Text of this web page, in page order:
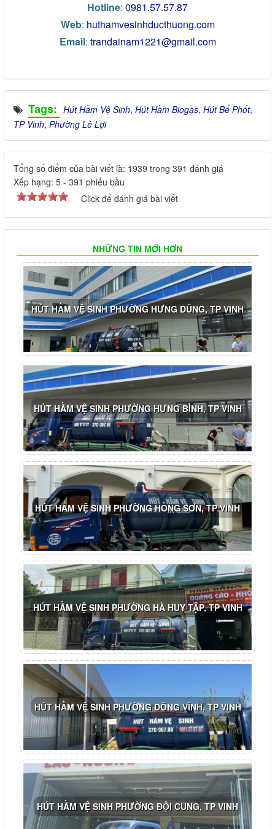
Hotline: 0981.57.57.87
Web: huthamvesinhducthuong.com
Email: trandainam1221@gmail.com
Tags: Hút Hầm Vệ Sinh, Hút Hầm Biogas, Hút Bể Phốt,
TP Vinh, Phường Lê Lợi
Tổng số điểm của bài viết là: 1939 trong 391 đánh giá
Xếp hạng: 5 - 391 phiếu bầu
Click để đánh giá bài viết
NHỮNG TIN MỚI HƠN
HÚT HẦM VỆ SINH PHƯỜNG HƯNG DŨNG, TP VINH
HÚT HẦM VỆ SINH PHƯỜNG HƯNG BÌNH, TP VINH
HÚT HẦM VỆ SINH PHƯỜNG HỒNG SƠN, TP VINH
HÚT HẦM VỆ SINH PHƯỜNG HÀ HUY TẬP, TP VINH
HÚT HẦM VỆ SINH PHƯỜNG ĐÔNG VĨNH, TP VINH
HÚT HẦM VỆ SINH PHƯỜNG ĐỘI CUNG, TP VINH